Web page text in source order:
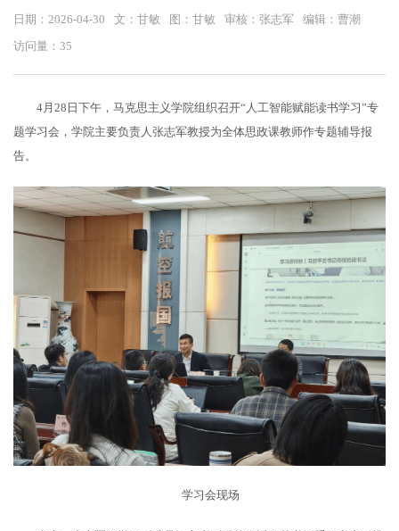
日期：2026-04-30 文：甘敏 图：甘敏 审核：张志军 编辑：曹潮
访问量： 35
4月28日下午，马克思主义学院组织召开“人工智能赋能读书学习”专
题学习会，学院主要负责人张志军教授为全体思政课教师作专题辅导报
告。
学习会现场